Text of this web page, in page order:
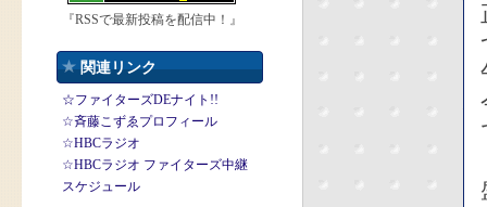
『RSSで最新投稿を配信中！』
関連リンク
☆ファイターズDEナイト!!
☆斉藤こずゑプロフィール
☆HBCラジオ
☆HBCラジオ ファイターズ中継
スケジュール